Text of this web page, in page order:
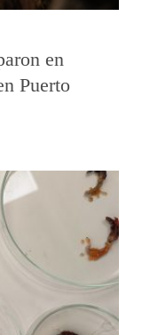
en
Puerto